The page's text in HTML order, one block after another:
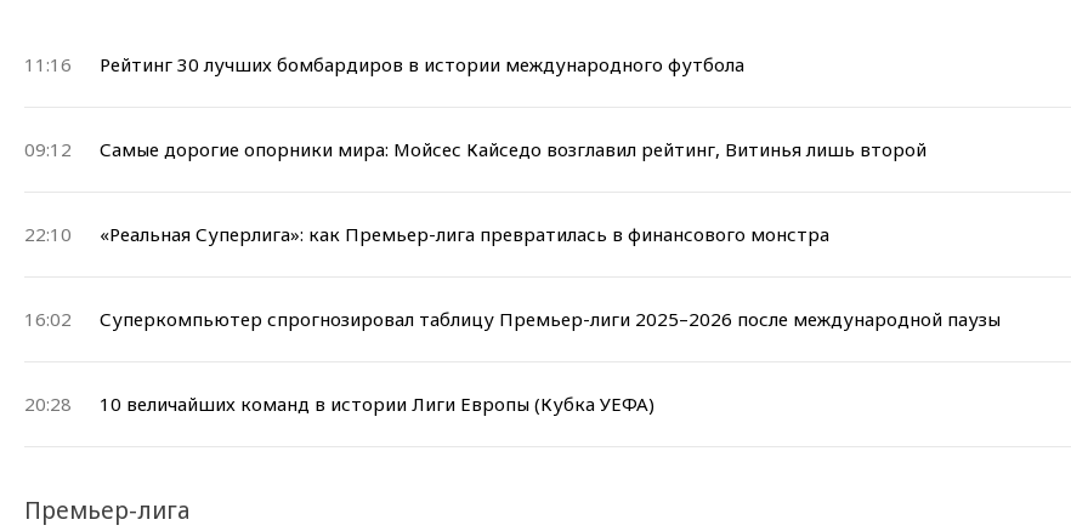
11:16 Рейтинг 30 лучших бомбардиров в истории международного футбола
09:12 Самые дорогие опорники мира: Мойсес Кайседо возглавил рейтинг, Витинья лишь второй
22:10 «Реальная Суперлига»: как Премьер-лига превратилась в финансового монстра
16:02 Суперкомпьютер спрогнозировал таблицу Премьер-лиги 2025–2026 после международной паузы
20:28 10 величайших команд в истории Лиги Европы (Кубка УЕФА)
Премьер-лига